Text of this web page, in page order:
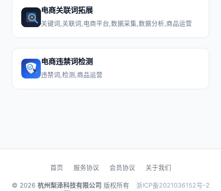
电商关联词拓展
关键词,关联词,电商平台,数据采集,数据分析,商品运营
电商违禁词检测
违禁词,检测,商品运营
首页 服务协议 会员协议 关于我们
© 2026 杭州梨泽科技有限公司 版权所有
浙ICP备2021036152号-2